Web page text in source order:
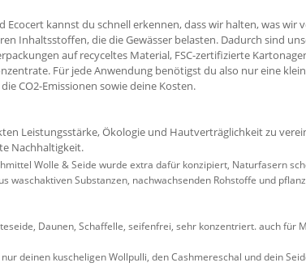
kannst du schnell erkennen, dass wir halten, was wir
Inhaltsstoffen, die die Gewässer belasten. Dadurch sind
auf recyceltes Material, FSC-zertifizierte
Für jede Anwendung benötigst du also nur eine
CO2-Emissionen sowie deine Kosten.
Leistungsstärke, Ökologie und Hautverträglichkeit zu
Nachhaltigkeit.
Wolle & Seide wurde extra dafür konzipiert, Naturfasern
waschaktiven Substanzen, nachwachsenden Rohstoffe und
Daunen, Schaffelle, seifenfrei, sehr konzentriert. auch für
deinen kuscheligen Wollpulli, den Cashmereschal und dein